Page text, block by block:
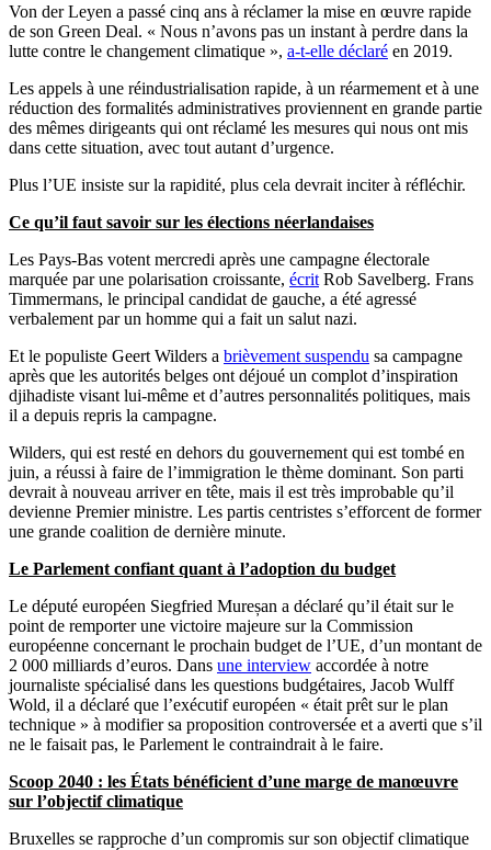
Von der Leyen a passé cinq ans à réclamer la mise en œuvre rapide
de son Green Deal. « Nous n’avons pas un instant à perdre dans la
lutte contre le changement climatique », a-t-elle déclaré en 2019.
Les appels à une réindustrialisation rapide, à un réarmement et à une
réduction des formalités administratives proviennent en grande partie
des mêmes dirigeants qui ont réclamé les mesures qui nous ont mis
dans cette situation, avec tout autant d’urgence.
Plus l’UE insiste sur la rapidité, plus cela devrait inciter à réfléchir.
Ce qu’il faut savoir sur les élections néerlandaises
Les Pays-Bas votent mercredi après une campagne électorale
marquée par une polarisation croissante, écrit Rob Savelberg. Frans
Timmermans, le principal candidat de gauche, a été agressé
verbalement par un homme qui a fait un salut nazi.
Et le populiste Geert Wilders a brièvement suspendu sa campagne
après que les autorités belges ont déjoué un complot d’inspiration
djihadiste visant lui-même et d’autres personnalités politiques, mais
il a depuis repris la campagne.
Wilders, qui est resté en dehors du gouvernement qui est tombé en
juin, a réussi à faire de l’immigration le thème dominant. Son parti
devrait à nouveau arriver en tête, mais il est très improbable qu’il
devienne Premier ministre. Les partis centristes s’efforcent de former
une grande coalition de dernière minute.
Le Parlement confiant quant à l’adoption du budget
Le député européen Siegfried Mureșan a déclaré qu’il était sur le
point de remporter une victoire majeure sur la Commission
européenne concernant le prochain budget de l’UE, d’un montant de
2 000 milliards d’euros. Dans une interview accordée à notre
journaliste spécialisé dans les questions budgétaires, Jacob Wulff
Wold, il a déclaré que l’exécutif européen « était prêt sur le plan
technique » à modifier sa proposition controversée et a averti que s’il
ne le faisait pas, le Parlement le contraindrait à le faire.
Scoop 2040 : les États bénéficient d’une marge de manœuvre
sur l’objectif climatique
Bruxelles se rapproche d’un compromis sur son objectif climatique